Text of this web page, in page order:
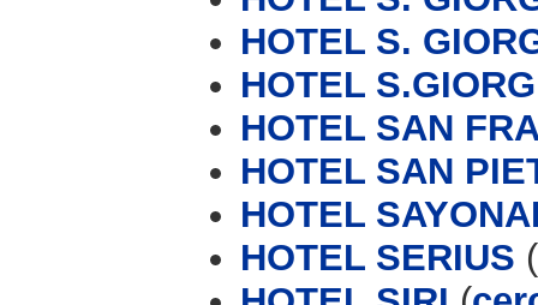
HOTEL S.
HOTEL
HOTEL SAN
HOTEL SAN
HOTEL
HOTEL SERIUS (